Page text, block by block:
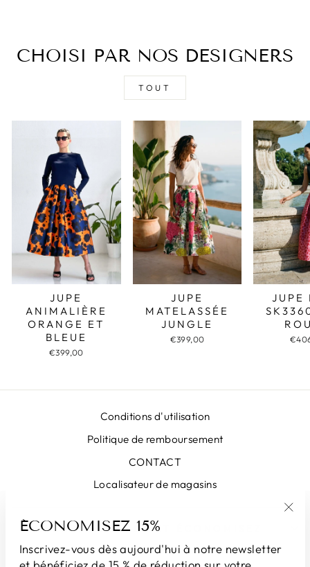
ÉCONOMISEZ 15%
Inscrivez-vous dès aujourd'hui à notre newsletter
CHOISI PAR NOS DESIGNERS
TOUT
JUPE
ANIMALIÈRE
ORANGE ET
BLEUE
€399,00
JUPE
MATELASSÉE
JUNGLE
€399,00
JUPE
Conditions d'utilisation
Politique de remboursement
CONTACT
Localisateur de magasins
INSCRIVEZ-VOUS ET ÉCONOMISEZ